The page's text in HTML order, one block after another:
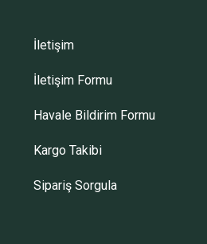
İletişim
İletişim Formu
Havale Bildirim Formu
Kargo Takibi
Sipariş Sorgula